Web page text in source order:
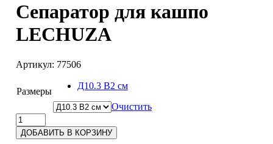
Сепаратор для кашпо
LECHUZA
Артикул: 77506
Размеры
Д10.3 В2 см
Очистить
ДОБАВИТЬ В КОРЗИНУ